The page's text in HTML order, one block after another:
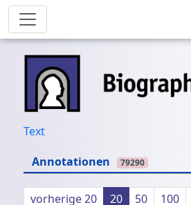
Text
Annotationen
79290
vorherige 20 20 50 100